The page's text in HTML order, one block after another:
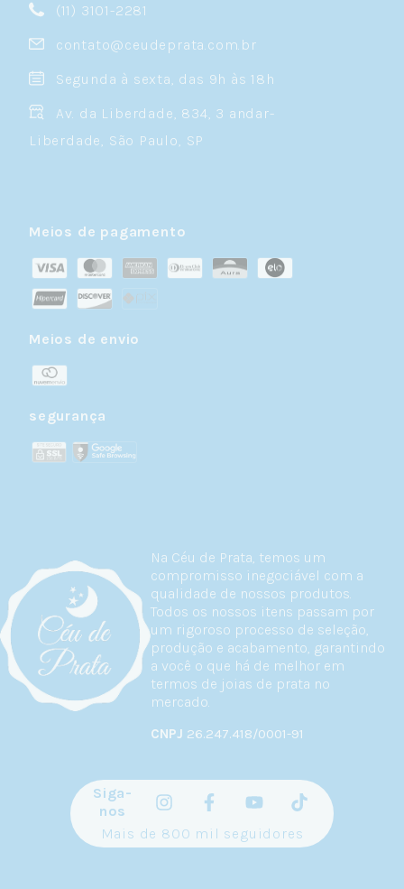
Na Céu de Prata, temos um
compromisso inegociável com a
qualidade de nossos produtos.
Todos os nossos itens passam por
um rigoroso processo de seleção,
produção e acabamento, garantindo
a você o que há de melhor em
termos de joias de prata no
mercado.
CNPJ 26.247.418/0001-91
(11) 3101-2281
contato@ceudeprata.com.br
Segunda à sexta, das 9h às 18h
Av. da Liberdade, 834, 3 andar-
Liberdade, São Paulo, SP
Meios de pagamento
Meios de envio
segurança
Siga-
nos
Mais de 800 mil seguidores